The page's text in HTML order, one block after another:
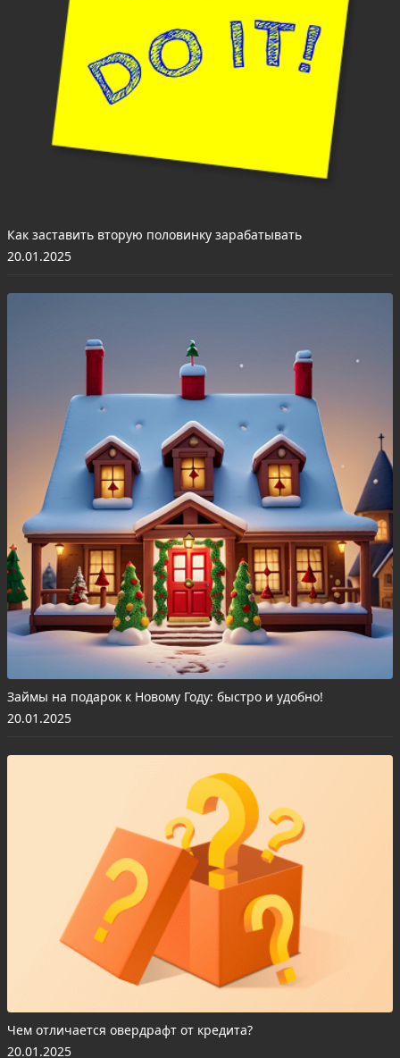
Как заставить вторую половинку зарабатывать
20.01.2025
Займы на подарок к Новому Году: быстро и удобно!
20.01.2025
Чем отличается овердрафт от кредита?
20.01.2025